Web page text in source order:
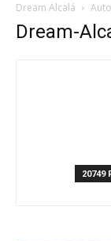
Dream Alcalá
Dream-
20749